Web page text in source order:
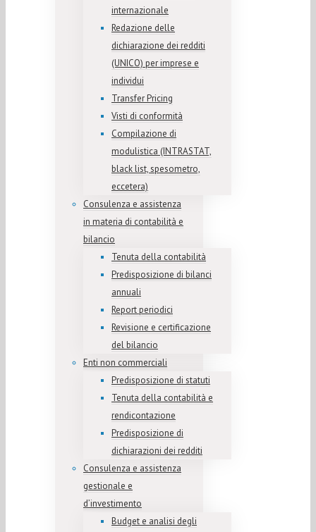
internazionale
Redazione delle
dichiarazione dei redditi
(UNICO) per imprese e
individui
Transfer Pricing
Visti di conformità
Compilazione di
modulistica (INTRASTAT,
black list, spesometro,
eccetera)
Consulenza e assistenza
in materia di contabilità e
bilancio
Tenuta della contabilità
Predisposizione di bilanci
annuali
Report periodici
Revisione e certificazione
del bilancio
Enti non commerciali
Predisposizione di statuti
Tenuta della contabilità e
rendicontazione
Predisposizione di
dichiarazioni dei redditi
Consulenza e assistenza
gestionale e
d’investimento
Budget e analisi degli